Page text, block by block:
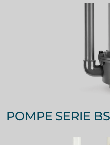
POMPE SERIE BS